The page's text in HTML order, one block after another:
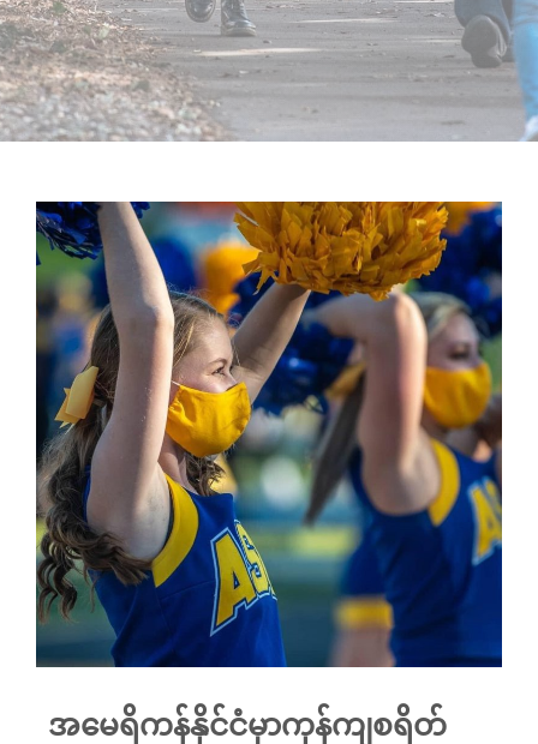
အမေရိကန်နိုင်ငံမှာကုန်ကျစရိတ်